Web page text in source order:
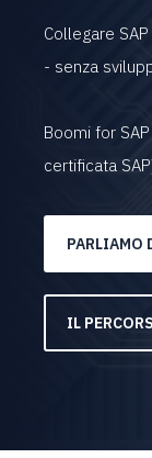
Collegare
- senza
Boomi for
certificata
PARLIAMO
IL